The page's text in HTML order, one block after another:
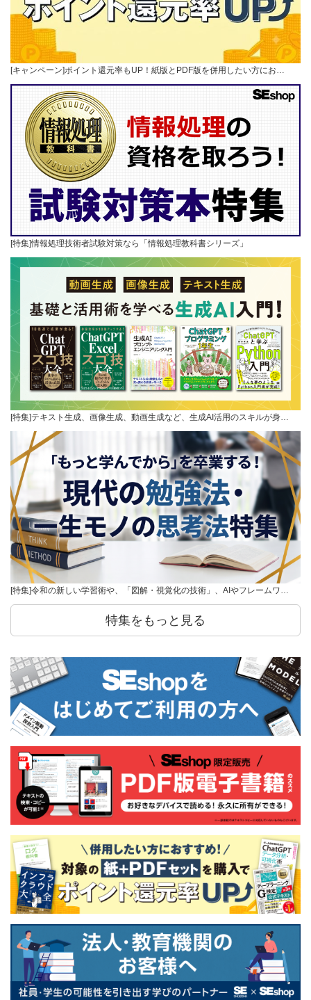
[キャンペーン]ポイント還元率もUP！紙版とPDF版を併用したい方にお…
[特集]情報処理技術者試験対策なら「情報処理教科書シリーズ」
[特集]テキスト生成、画像生成、動画生成など、生成AI活用のスキルが身…
[特集]令和の新しい学習術や、「図解・視覚化の技術」、AIやフレームワ…
特集をもっと見る